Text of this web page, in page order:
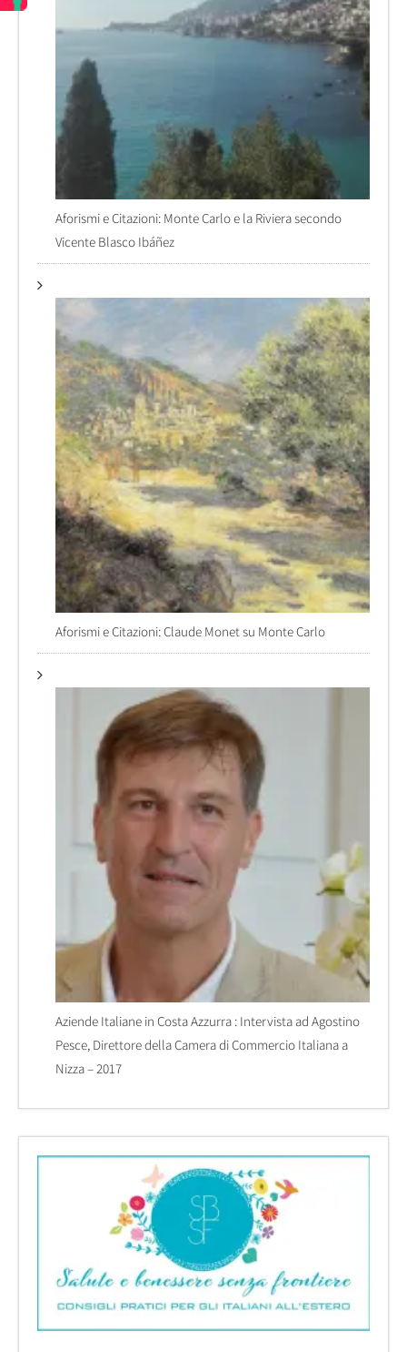
Aforismi e Citazioni: Monte Carlo e la Riviera secondo
Vicente Blasco Ibáñez
Aforismi e Citazioni: Claude Monet su Monte Carlo
Aziende Italiane in Costa Azzurra : Intervista ad Agostino
Pesce, Direttore della Camera di Commercio Italiana a
Nizza – 2017